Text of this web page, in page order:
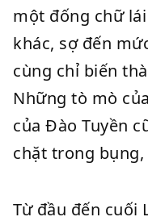
một đống chữ
khác, sợ đến
cùng chỉ biến
Những tò mò
của Đào Tuyền
chặt trong
Từ đầu đến cuối